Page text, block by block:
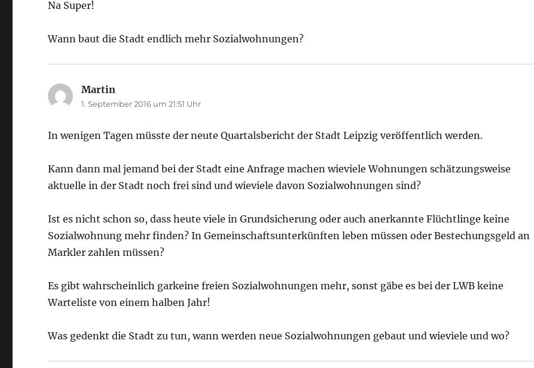
Na Super!
Wann baut die Stadt endlich mehr Sozialwohnungen?
Martin
1. September 2016 um 21:51 Uhr
In wenigen Tagen müsste der neute Quartalsbericht der Stadt Leipzig veröffentlich werden.
Kann dann mal jemand bei der Stadt eine Anfrage machen wieviele Wohnungen schätzungsweise
aktuelle in der Stadt noch frei sind und wieviele davon Sozialwohnungen sind?
Ist es nicht schon so, dass heute viele in Grundsicherung oder auch anerkannte Flüchtlinge keine
Sozialwohnung mehr finden? In Gemeinschaftsunterkünften leben müssen oder Bestechungsgeld an
Markler zahlen müssen?
Es gibt wahrscheinlich garkeine freien Sozialwohnungen mehr, sonst gäbe es bei der LWB keine
Warteliste von einem halben Jahr!
Was gedenkt die Stadt zu tun, wann werden neue Sozialwohnungen gebaut und wieviele und wo?